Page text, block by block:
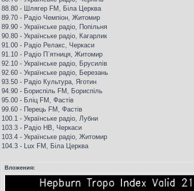
88.80 - Шлягер FM, Біла Церква
89.70 - Радіо Чемпіон, Житомир
89.90 - Українське радіо, Попільня
90.80 - Українське радіо, Кагарлик
91.00 - Радіо Релакс, Черкаси
91.10 - Радіо П`ятниця, Житомир
92.10 - Українське радіо, Брусилів
92.60 - Українське радіо, Березань
93.50 - Радіо Культура, Яготин
94.90 - Бориспіль FM, Бориспіль
95.00 - Бліц FM, Фастів
99.60 - Перець FM, Фастів
100.1 - Українське радіо, Лубни
103.3 - Радіо НВ, Черкаси
103.4 - Українське радіо, Житомир
104.3 - Lux FM, Біла Церква
Вложения: